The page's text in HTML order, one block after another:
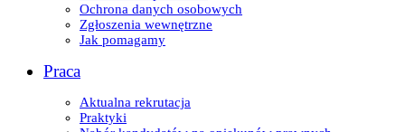
Ochrona danych osobowych
Zgłoszenia wewnętrzne
Jak pomagamy
Praca
Aktualna rekrutacja
Praktyki